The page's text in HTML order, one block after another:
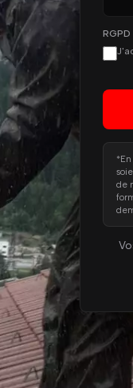
RGPD
de